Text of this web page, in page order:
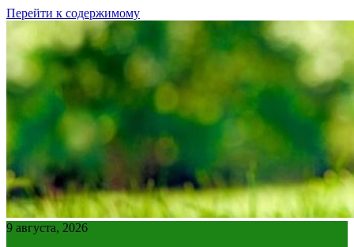
Перейти к содержимому
9 августа, 2026